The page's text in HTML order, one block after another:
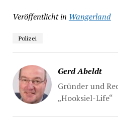
Veröffentlicht in Wangerland
Polizei
Gerd Abeldt
Gründer und
„Hooksiel-Life“